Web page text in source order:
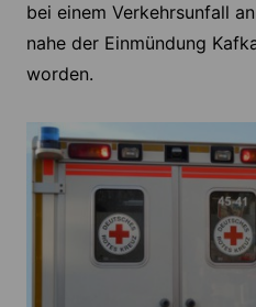
bei einem Verkehrsunfall
nahe der Einmündung
worden.